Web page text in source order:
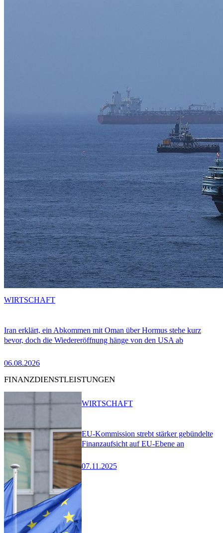
Iran erklärt, ein Abkommen mit Oman über Hormus stehe kurz
bevor, doch die Wiedereröffnung hänge von den USA ab
06.08.2026
WIRTSCHAFT
FINANZDIENSTLEISTUNGEN
EU-Kommission strebt stärker gebündelte
Finanzaufsicht auf EU-Ebene an
07.11.2025
WIRTSCHAFT